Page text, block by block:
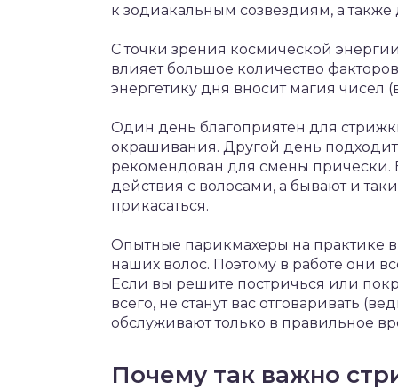
к зодиакальным созвездиям, а
С точки зрения космической
влияет большое количество
энергетику дня вносит магия
Один день благоприятен для
окрашивания. Другой день
рекомендован для смены
действия с волосами, а бывают и
прикасаться.
Опытные парикмахеры на практике
наших волос. Поэтому в работе они
Если вы решите постричься или
всего, не станут вас отговаривать
обслуживают только в правильное
Почему так важно